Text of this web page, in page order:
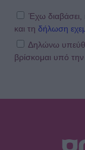
Έχω διαβάσει,
και τη δήλωση
Δηλώνω
βρίσκομαι υπό